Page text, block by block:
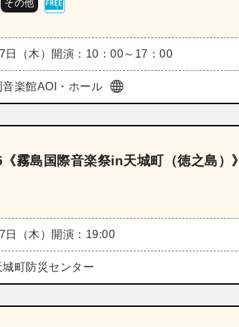
その他
（木） 開演：10：00～17：00
音楽館AOI・ホール
霧島国際音楽祭in天城町（徳之島）》
（木） 開演：19:00
城町防災センター